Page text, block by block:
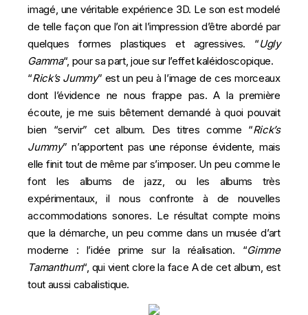
imagé, une véritable expérience 3D. Le son est modelé
de telle façon que l’on ait l’impression d’être abordé par
quelques formes plastiques et agressives. “Ugly
Gamma“, pour sa part, joue sur l’effet kaléidoscopique.
“Rick’s Jummy” est un peu à l’image de ces morceaux
dont l’évidence ne nous frappe pas. A la première
écoute, je me suis bêtement demandé à quoi pouvait
bien “servir” cet album. Des titres comme “Rick’s
Jummy” n’apportent pas une réponse évidente, mais
elle finit tout de même par s’imposer. Un peu comme le
font les albums de jazz, ou les albums très
expérimentaux, il nous confronte à de nouvelles
accommodations sonores. Le résultat compte moins
que la démarche, un peu comme dans un musée d’art
moderne : l’idée prime sur la réalisation. “Gimme
Tamanthum“, qui vient clore la face A de cet album, est
tout aussi cabalistique.